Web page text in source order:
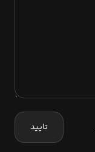
تایید